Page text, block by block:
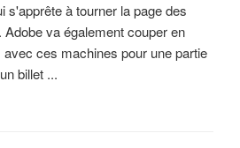
s'apprête à tourner la page des
va également couper en
ces machines pour une partie
billet ...